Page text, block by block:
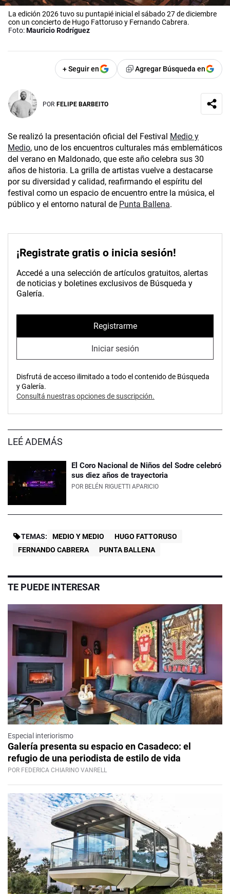
La edición 2026 tuvo su puntapié inicial el sábado 27 de diciembre
con un concierto de Hugo Fattoruso y Fernando Cabrera.
Foto:Mauricio Rodríguez
+ Seguir en Agregar Búsqueda en
POR FELIPE BARBEITO
Se realizó la presentación oficial del Festival Medio y
Medio, uno de los encuentros culturales más emblemáticos
del verano en Maldonado, que este año celebra sus 30
años de historia. La grilla de artistas vuelve a destacarse
por su diversidad y calidad, reafirmando el espíritu del
festival como un espacio de encuentro entre la música, el
público y el entorno natural de Punta Ballena.
¡Registrate gratis o inicia sesión!
Accedé a una selección de artículos gratuitos, alertas
de noticias y boletines exclusivos de Búsqueda y
Galería.
Registrarme
Iniciar sesión
Disfrutá de acceso ilimitado a todo el contenido de Búsqueda
y Galería.
Consultá nuestras opciones de suscripción.
LEÉ ADEMÁS
El Coro Nacional de Niños del Sodre celebró
sus diez años de trayectoria
POR BELÉN RIGUETTI APARICIO
TEMAS: MEDIO Y MEDIO
HUGO FATTORUSO
FERNANDO CABRERA
PUNTA BALLENA
TE PUEDE INTERESAR
Especial interiorismo
Galería presenta su espacio en Casadeco: el
refugio de una periodista de estilo de vida
POR FEDERICA CHIARINO VANRELL